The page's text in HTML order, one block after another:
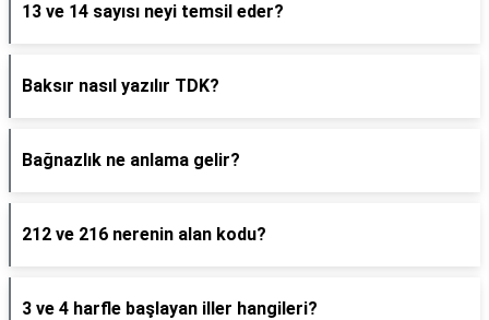
13 ve 14 sayısı neyi temsil eder?
Baksır nasıl yazılır TDK?
Bağnazlık ne anlama gelir?
212 ve 216 nerenin alan kodu?
3 ve 4 harfle başlayan iller hangileri?